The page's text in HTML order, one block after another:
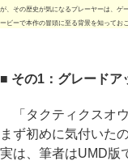
が、その歴史が気になるプレーヤーは、ゲ
ービーで本作の冒頭に至る背景を知ってお
■ その1：グレードア
「タクティクスオウ
まず初めに気付いた
実は、筆者はUMD版